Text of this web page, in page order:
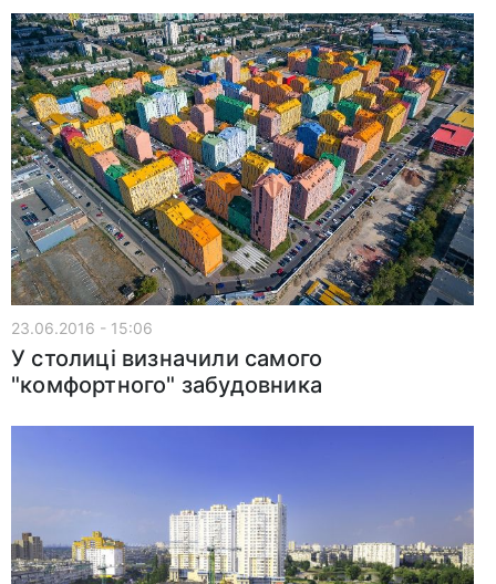
23.06.2016 - 15:06
У столиці визначили самого
"комфортного" забудовника